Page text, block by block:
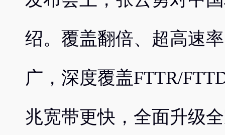
绍。覆盖翻倍、超高速
广，深度覆盖FTTR/
兆宽带更快，全面升级